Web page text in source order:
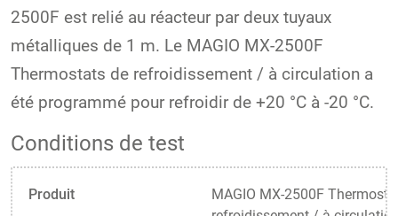
2500F est relié au réacteur par deux tuyaux
métalliques de 1 m. Le MAGIO MX-2500F
Thermostats de refroidissement / à circulation a
été programmé pour refroidir de +20 °C à -20 °C.
Conditions de test
Produit
MAGIO MX-2500F